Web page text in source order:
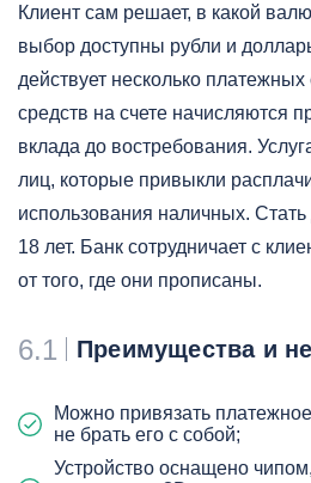
Клиент сам решает, в какой
выбор доступны рубли и
действует несколько
средств на счете начисляются
вклада до востребования.
лиц, которые привыкли
использования наличных.
18 лет. Банк сотрудничает с
от того, где они прописаны.
6.1 Преимущества и
Можно привязать
не брать его с собой;
Устройство оснащено